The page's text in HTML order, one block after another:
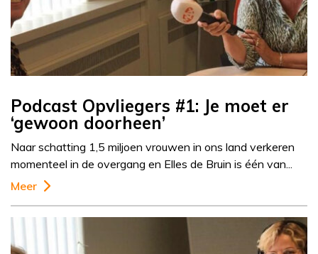
Podcast Opvliegers #1: Je moet er
‘gewoon doorheen’
Naar schatting 1,5 miljoen vrouwen in ons land verkeren
momenteel in de overgang en Elles de Bruin is één van...
Meer